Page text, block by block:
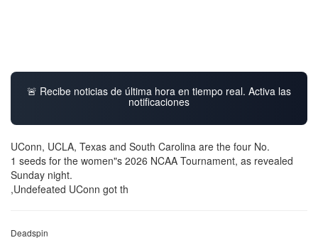
🚨 Recibe noticias de última hora en tiempo real. Activa las
notificaciones
UConn, UCLA, Texas and South Carolina are the four No.
1 seeds for the women"s 2026 NCAA Tournament, as revealed
Sunday night.
,Undefeated UConn got th
Deadspin